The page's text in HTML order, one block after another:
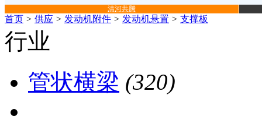
清河共腾
首页 > 供应 > 发动机附件 > 发动机悬置 > 支撑板
行业
管状横梁 (320)